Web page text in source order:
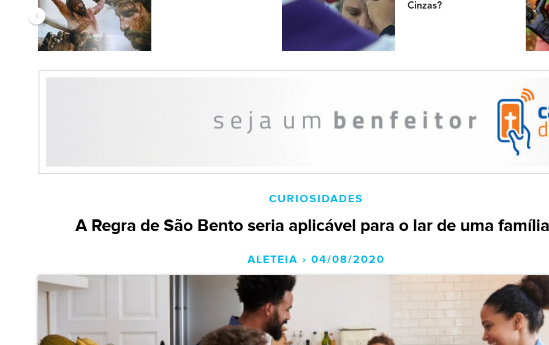
Cinzas?
‹
CURIOSIDADES
A Regra de São Bento seria aplicável para o lar de uma
ALETEIA › 04/08/2020